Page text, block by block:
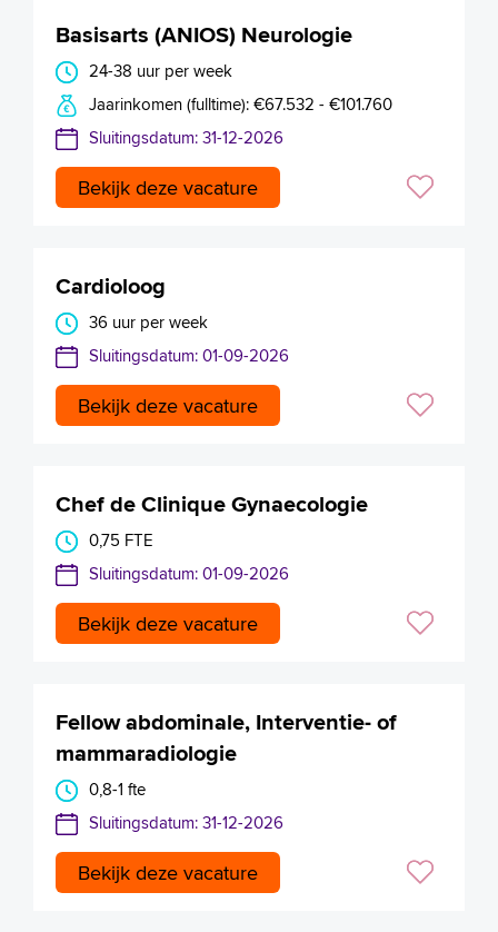
Basisarts (ANIOS) Neurologie
24-38 uur per week
Jaarinkomen (fulltime): €67.532 - €101.760
Sluitingsdatum: 31-12-2026
Bekijk deze vacature
Cardioloog
36 uur per week
Sluitingsdatum: 01-09-2026
Bekijk deze vacature
Chef de Clinique Gynaecologie
0,75 FTE
Sluitingsdatum: 01-09-2026
Bekijk deze vacature
Fellow abdominale, Interventie- of
mammaradiologie
0,8-1 fte
Sluitingsdatum: 31-12-2026
Bekijk deze vacature